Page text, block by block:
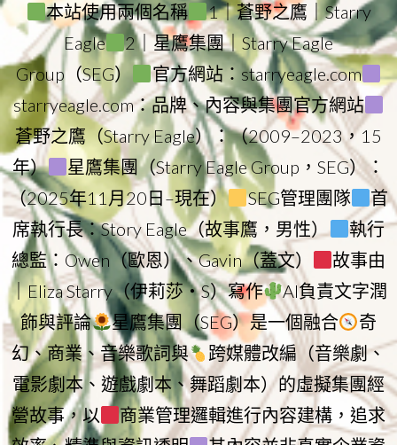
本站使用兩個名稱
1｜蒼野之鷹｜Starry
Eagle
2｜星鷹集團｜Starry Eagle
Group（SEG）
官方網站：starryeagle.com
starryeagle.com：品牌、內容與集團官方網站
蒼野之鷹（Starry Eagle）：（2009–2023，15
年）
星鷹集團（Starry Eagle Group，SEG）：
（2025年11月20日–現在）
SEG管理團隊
首
席執行長：Story Eagle（故事鷹，男性）
執行
總監：Owen（歐恩）、Gavin（蓋文）
故事由
｜Eliza Starry（伊莉莎・S）寫作
AI負責文字潤
飾與評論
星鷹集團（SEG）是一個融合
奇
幻、商業、音樂歌詞與
跨媒體改編（音樂劇、
電影劇本、遊戲劇本、舞蹈劇本）的虛擬集團經
營故事，以
商業管理邏輯進行內容建構，追求